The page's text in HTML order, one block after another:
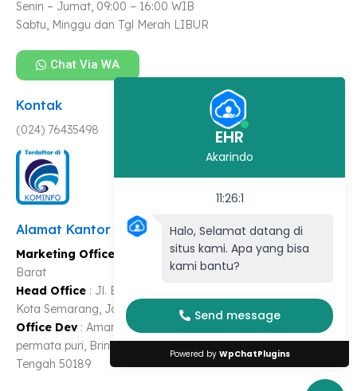
Senin – Jumat, 09:00 – 16:00 WIB
Sabtu, Minggu dan Tgl Merah LIBUR
Chat Via WA
Kontak
(024) 76435498
Alamat Kantor
Marketing Office : Jl Jendral Sudirman No 354, Semarang
Barat
Head Office : Jl. Bukit Limau VIII, Bringin, Kec. Ngaliyan,
Kota Semarang, Jawa Tengah 50189
Office Dev: Amarta View 12 Floor komplek perumahan
permata puri, Bringin, Kec. Ngaliyan, Kota Semarang, Jawa
Tengah 50189
EHR
Akarindo
11:26:1
Halo, Selamat datang di
situs kami. Apa yang bisa
kami bantu?
Send message
Powered by WpChatPlugins